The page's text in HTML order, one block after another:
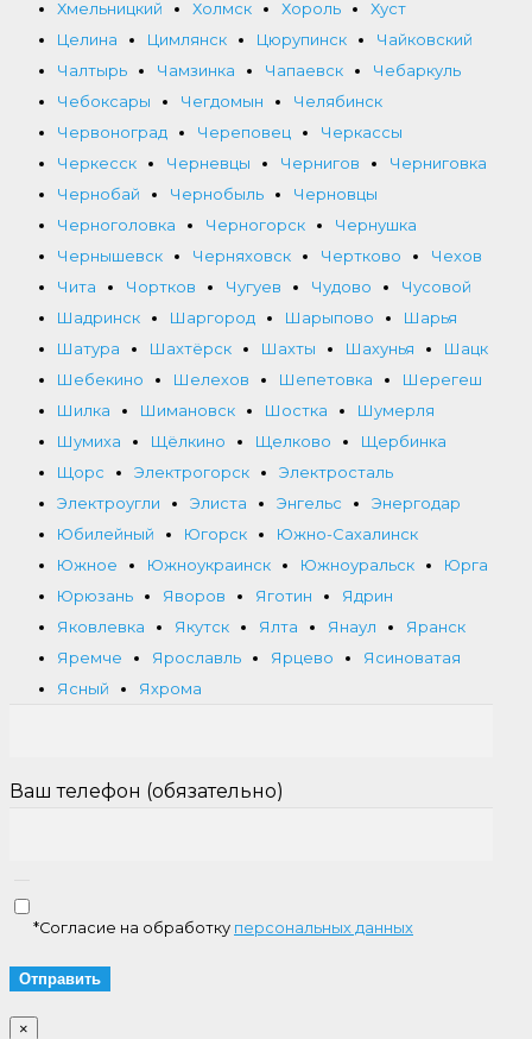
Хмельницкий
Холмск Хороль
Хуст
Целина
Цимлянск Цюрупинск
Чайковский
Чалтырь
Чамзинка Чапаевск
Чебаркуль
Чебоксары
Чегдомын
Челябинск
Червоноград
Череповец
Черкассы
Черкесск
Черневцы Чернигов
Черниговка
Чернобай
Чернобыль
Черновцы
Черноголовка
Черногорск
Чернушка
Чернышевск
Черняховск Чертково
Чехов
Чита
Чортков Чугуев Чудово
Чусовой
Шадринск
Шаргород Шарыпово
Шарья
Шатура
Шахтёрск Шахты Шахунья
Шацк
Шебекино
Шелехов Шепетовка
Шерегеш
Шилка
Шимановск Шостка
Шумерля
Шумиха
Щёлкино Щелково
Щербинка
Щорс
Электрогорск
Электросталь
Электроугли
Элиста Энгельс
Энергодар
Юбилейный
Югорск
Южно-Сахалинск
Южное
Южноукраинск Южноуральск
Юрга
Юрюзань
Яворов Яготин
Ядрин
Яковлевка
Якутск Ялта Янаул
Яранск
Яремче
Ярославль Ярцево
Ясиноватая
Ясный
Яхрома
Ваш телефон (обязательно)
*Согласие на обработку персональных данных
×